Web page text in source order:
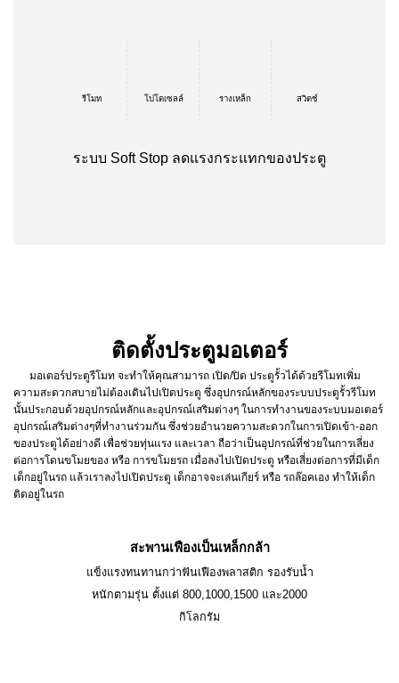
รีโมท โปโตเซลล์ รางเหล็ก สวิตช์
ระบบ Soft Stop ลดแรงกระแทกของประตู
ติดตั้งประตูมอเตอร์
มอเตอร์ประตูรีโมท จะทำให้คุณสามารถ เปิด/ปิด ประตูรั้วได้ด้วยรีโมทเพิ่ม
ความสะดวกสบายไม่ต้องเดินไปเปิดประตู ซึ่งอุปกรณ์หลักของระบบประตูรั้วรีโมท
นั้นประกอบด้วยอุปกรณ์หลักและอุปกรณ์เสริมต่างๆ ในการทำงานของระบบมอเตอร์
อุปกรณ์เสริมต่างๆที่ทำงานร่วมกัน ซึ่งช่วยอำนวยความสะดวกในการเปิดเข้า-ออก
ของประตูได้อย่างดี เพื่อช่วยทุ่นแรง และเวลา ถือว่าเป็นอุปกรณ์ที่ช่วยในการเลี่ยง
ต่อการโดนขโมยของ หรือ การขโมยรถ เมื่อลงไปเปิดประตู หรือเสี่ยงต่อการที่มีเด็ก
เด็กอยู่ในรถ แล้วเราลงไปเปิดประตู เด็กอาจจะเล่นเกียร์ หรือ รถล๊อคเอง ทำให้เด็ก
ติดอยู่ในรถ
สะพานเฟืองเป็นเหล็กกล้า
แข็งแรงทนทานกว่าฟันเฟืองพลาสติก รองรับน้ำ
หนักตามรุ่น ตั้งเเต่ 800,1000,1500 และ2000
กิโลกรัม